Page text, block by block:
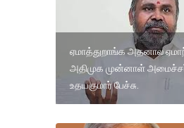
ஏமாத்துறாங்க அதனால
அதிமுக முன்னாள்
உதயகுமார் பேச்சு.